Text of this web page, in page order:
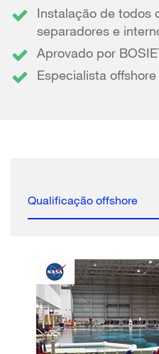
Instalação de todos
separadores e
Aprovado por
Especialista
Qualificação offshore